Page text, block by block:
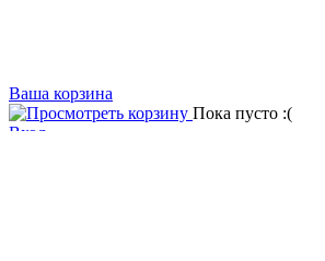
Ваша корзина
Пока пусто :(
Вход